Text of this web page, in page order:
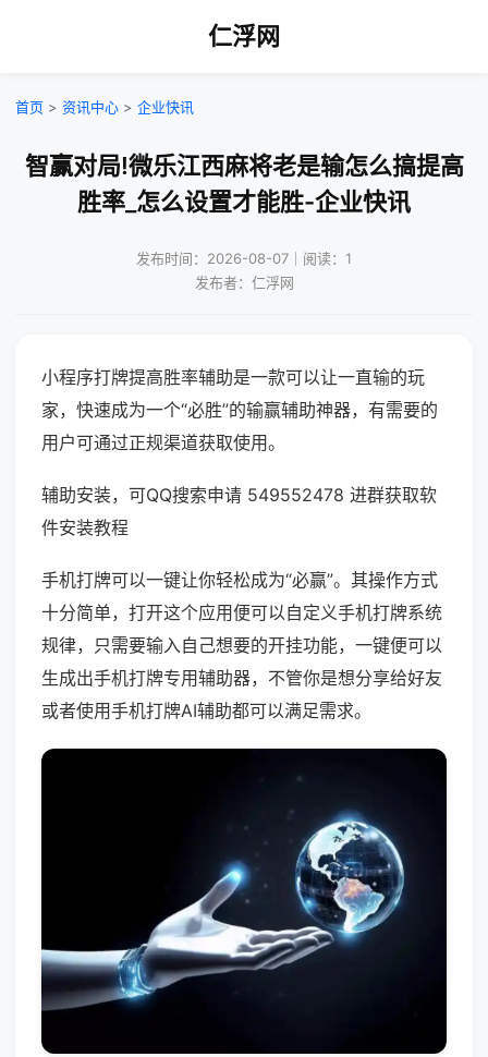
仁浮网
首页 > 资讯中心 > 企业快讯
智赢对局!微乐江西麻将老是输怎么搞提高
胜率_怎么设置才能胜-企业快讯
发布时间：2026-08-07｜阅读：1
发布者：仁浮网
小程序打牌提高胜率辅助是一款可以让一直输的玩
家，快速成为一个“必胜”的输赢辅助神器，有需要的
用户可通过正规渠道获取使用。
辅助安装，可QQ搜索申请 549552478 进群获取软
件安装教程
手机打牌可以一键让你轻松成为“必赢”。其操作方式
十分简单，打开这个应用便可以自定义手机打牌系统
规律，只需要输入自己想要的开挂功能，一键便可以
生成出手机打牌专用辅助器，不管你是想分享给好友
或者使用手机打牌AI辅助都可以满足需求。